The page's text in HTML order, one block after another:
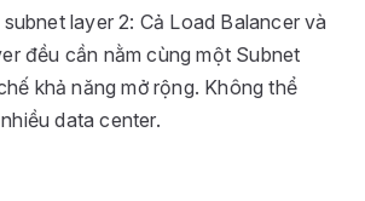
layer 2: Cả Load Balancer và
đều cần nằm cùng một Subnet
khả năng mở rộng. Không thể
data center.